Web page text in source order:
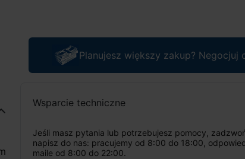
Planujesz większy zakup? Negocjuj
Wsparcie techniczne
Jeśli masz pytania lub potrzebujesz pomocy,
napisz do nas: pracujemy od 8:00 do 18:00,
maile od 8:00 do 22:00.